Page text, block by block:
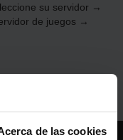
de las cookies
su servidor →
de juegos →